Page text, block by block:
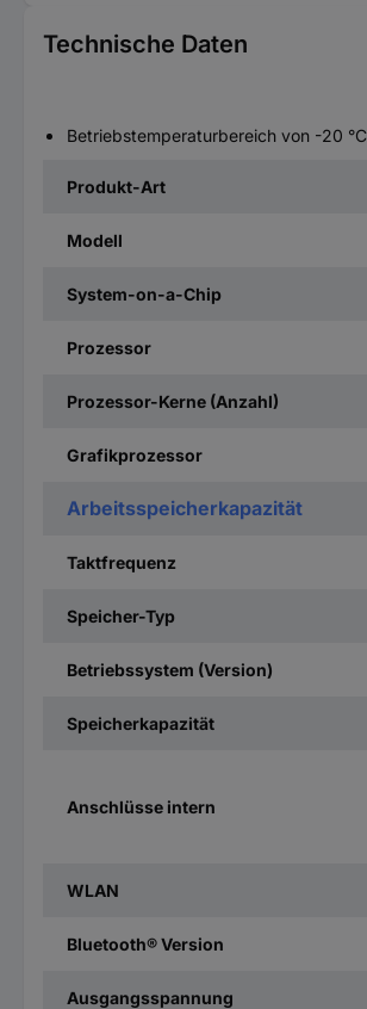
Technische Daten
Betriebstemperaturbereich von -20
Produkt-Art
Modell
System-on-a-Chip
Prozessor
Prozessor-Kerne (Anzahl)
Grafikprozessor
Arbeitsspeicherkapazität
Taktfrequenz
Speicher-Typ
Betriebssystem (Version)
Speicherkapazität
Anschlüsse intern
WLAN
Bluetooth® Version
Ausgangsspannung